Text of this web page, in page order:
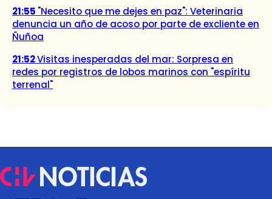
21:55 "Necesito que me dejes en paz": Veterinaria
denuncia un año de acoso por parte de excliente en
Ñuñoa
21:52Visitas inesperadas del mar: Sorpresa en
redes por registros de lobos marinos con "espíritu
terrenal"